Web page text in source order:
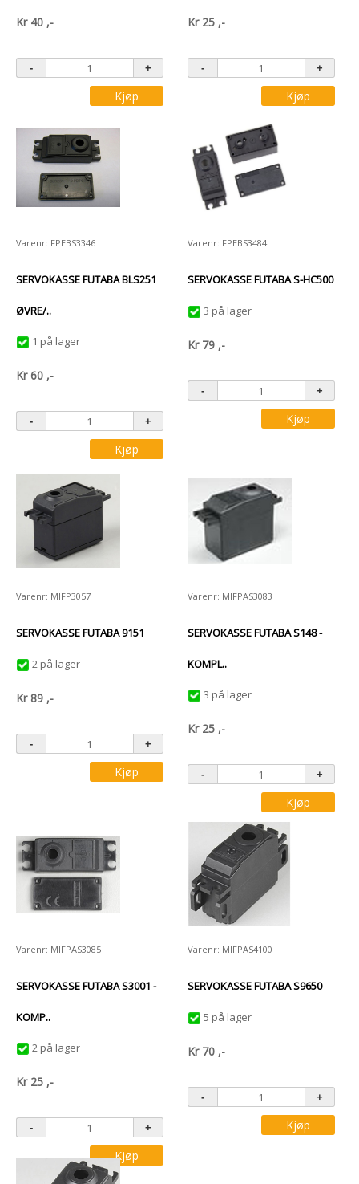
Kr 40 ,-
Kjøp
Kr 25 ,-
Kjøp
Varenr: FPEBS3346
SERVOKASSE FUTABA BLS251
ØVRE/..
1 på lager
Kr60 ,-
Kjøp
Varenr: FPEBS3484
SERVOKASSE FUTABA S-HC500
3 på lager
Kr 79 ,-
Kjøp
Varenr: MIFP3057
SERVOKASSE FUTABA 9151
2 på lager
Kr 89 ,-
Kjøp
Varenr: MIFPAS3083
SERVOKASSE FUTABA S148 -
KOMPL..
3 på lager
Kr 25 ,-
Kjøp
Varenr: MIFPAS3085
SERVOKASSE FUTABA S3001 -
KOMP..
2 på lager
Kr 25 ,-
Kjøp
Varenr: MIFPAS4100
SERVOKASSE FUTABA S9650
5 på lager
Kr 70 ,-
Kjøp